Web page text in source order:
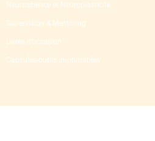
Neuroscience et Neuroplasticité
Supervision & Mentoring
Livres d’occasion
Capsules-outils imprimables